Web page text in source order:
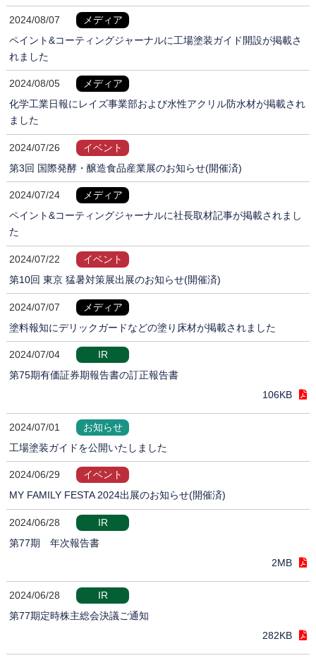
2024/08/07
メディア
ペイント&コーティングジャーナルに工場塗装ガイド開設が掲載さ
れました
2024/08/05
メディア
化学工業日報にレイズ事業部および水性アクリル防水材が掲載され
ました
2024/07/26
イベント
第3回 国際発酵・醸造食品産業展のお知らせ(開催済)
2024/07/24
メディア
ペイント&コーティングジャーナルに社長取材記事が掲載されまし
た
2024/07/22
イベント
第10回 東京 猛暑対策展出展のお知らせ(開催済)
2024/07/07
メディア
塗料報知にデリックガードなどの塗り床材が掲載されました
2024/07/04
IR
第75期有価証券期報告書の訂正報告書
106KB
2024/07/01
お知らせ
工場塗装ガイドを公開いたしました
2024/06/29
イベント
MY FAMILY FESTA 2024出展のお知らせ(開催済)
2024/06/28
IR
第77期 年次報告書
2MB
2024/06/28
IR
第77期定時株主総会決議ご通知
282KB